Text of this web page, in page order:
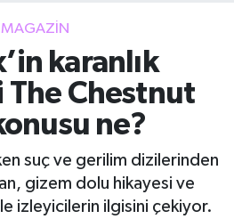
MAGAZIN
karanlık
The Chestnut
ne?
suç ve gerilim dizilerinden
gizem dolu hikayesi ve
izleyicilerin ilgisini çekiyor.